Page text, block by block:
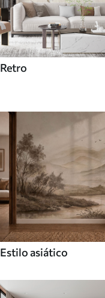
Retro
Estilo asiático